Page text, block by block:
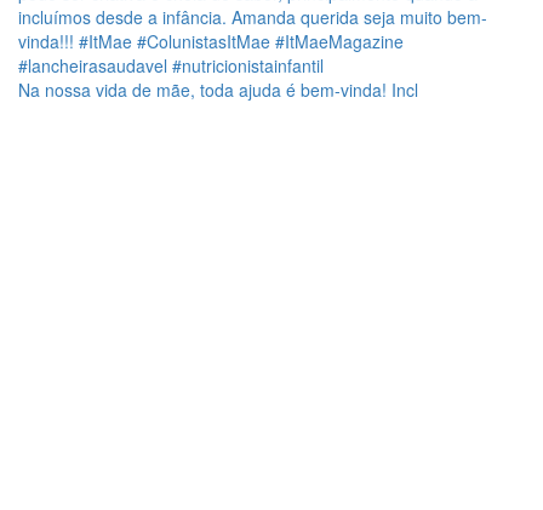
Na nossa vida de mãe, toda ajuda é bem-vinda! Incl